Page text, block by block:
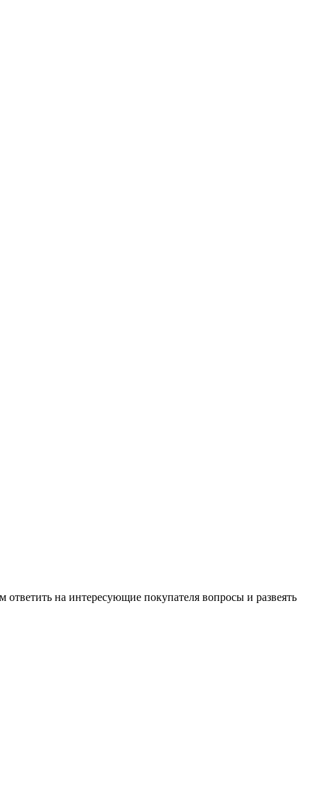
на интересующие покупателя вопросы и развеять